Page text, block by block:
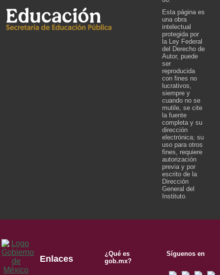
Esta página es
una obra
intelectual
protegida por
la Ley Federal
del Derecho de
Autor, puede
ser
reproducida
con fines no
lucrativos,
siempre y
cuando no se
mutile, se cite
la fuente
completa y su
dirección
electrónica; su
uso para otros
fines, requiere
autorización
previa y por
escrito de la
Dirección
General del
Instituto.
Enlaces
¿Qué es
gob.mx?
Síguenos en